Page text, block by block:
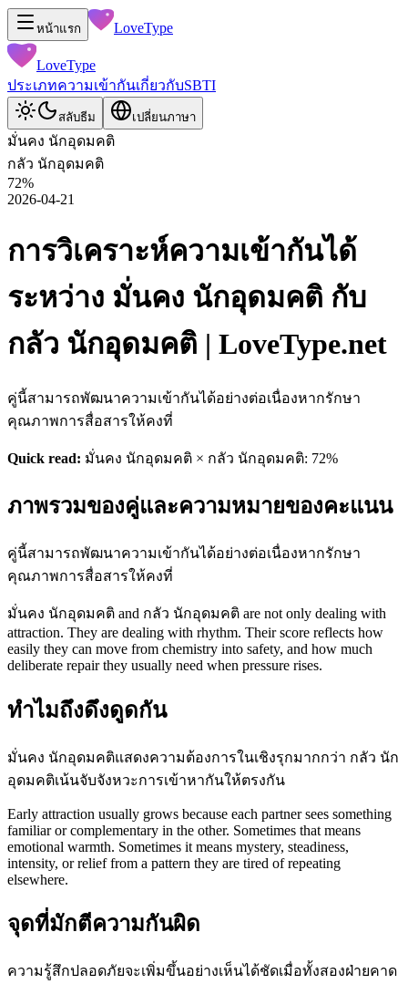
หน้าแรก LoveType
LoveType
ประเภทความเข้ากันเกี่ยวกับSBTI
สลับธีม เปลี่ยนภาษา
มั่นคง นักอุดมคติ
กลัว นักอุดมคติ
72%
2026-04-21
การวิเคราะห์ความเข้ากันได้
ระหว่าง มั่นคง นักอุดมคติ กับ
กลัว นักอุดมคติ | LoveType.net
คู่นี้สามารถพัฒนาความเข้ากันได้อย่างต่อเนื่องหากรักษา
คุณภาพการสื่อสารให้คงที่
Quick read: มั่นคง นักอุดมคติ × กลัว นักอุดมคติ: 72%
ภาพรวมของคู่และความหมายของคะแนน
คู่นี้สามารถพัฒนาความเข้ากันได้อย่างต่อเนื่องหากรักษา
คุณภาพการสื่อสารให้คงที่
มั่นคง นักอุดมคติ and กลัว นักอุดมคติ are not only dealing with
attraction. They are dealing with rhythm. Their score reflects how
easily they can move from chemistry into safety, and how much
deliberate repair they usually need when pressure rises.
ทำไมถึงดึงดูดกัน
มั่นคง นักอุดมคติแสดงความต้องการในเชิงรุกมากกว่า กลัว นัก
อุดมคติเน้นจับจังหวะการเข้าหากันให้ตรงกัน
Early attraction usually grows because each partner sees something
familiar or complementary in the other. Sometimes that means
emotional warmth. Sometimes it means mystery, steadiness,
intensity, or relief from a pattern they are tired of repeating
elsewhere.
จุดที่มักตีความกันผิด
ความรู้สึกปลอดภัยจะเพิ่มขึ้นอย่างเห็นได้ชัดเมื่อทั้งสองฝ่ายคาด